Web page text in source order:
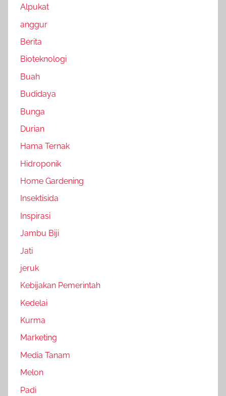
Alpukat
anggur
Berita
Bioteknologi
Buah
Budidaya
Bunga
Durian
Hama Ternak
Hidroponik
Home Gardening
Insektisida
Inspirasi
Jambu Biji
Jati
jeruk
Kebijakan Pemerintah
Kedelai
Kurma
Marketing
Media Tanam
Melon
Padi